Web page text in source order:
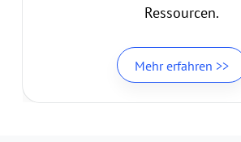
Ressourcen.
Mehr erfahren >>